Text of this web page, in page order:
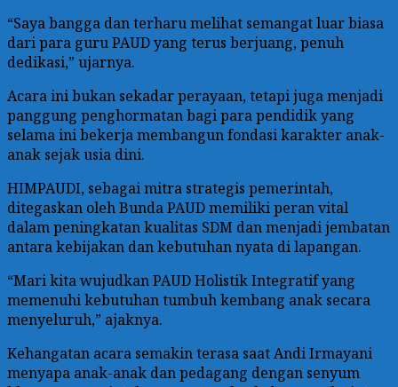
“Saya bangga dan terharu melihat semangat luar biasa
dari para guru PAUD yang terus berjuang, penuh
dedikasi,” ujarnya.
Acara ini bukan sekadar perayaan, tetapi juga menjadi
panggung penghormatan bagi para pendidik yang
selama ini bekerja membangun fondasi karakter anak-
anak sejak usia dini.
HIMPAUDI, sebagai mitra strategis pemerintah,
ditegaskan oleh Bunda PAUD memiliki peran vital
dalam peningkatan kualitas SDM dan menjadi jembatan
antara kebijakan dan kebutuhan nyata di lapangan.
“Mari kita wujudkan PAUD Holistik Integratif yang
memenuhi kebutuhan tumbuh kembang anak secara
menyeluruh,” ajaknya.
Kehangatan acara semakin terasa saat Andi Irmayani
menyapa anak-anak dan pedagang dengan senyum